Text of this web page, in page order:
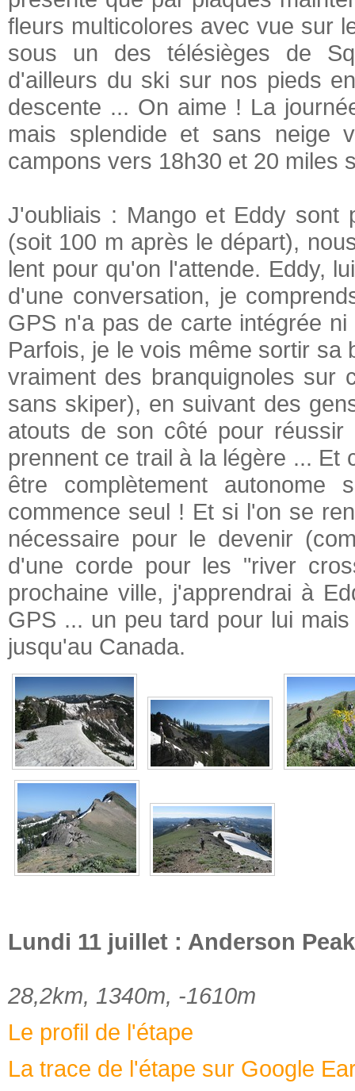
fleurs multicolores avec vue sur
sous un des télésièges de
d'ailleurs du ski sur nos pieds
descente ... On aime ! La
mais splendide et sans neige
campons vers 18h30 et 20 miles
J'oubliais : Mango et Eddy sont
(soit 100 m après le départ),
lent pour qu'on l'attende. Eddy,
d'une conversation, je
GPS n'a pas de carte intégrée
Parfois, je le vois même sortir sa
vraiment des branquignoles
sans skiper), en suivant des
atouts de son côté pour
prennent ce trail à la légère ... Et
être complètement
commence seul ! Et si l'on se
nécessaire pour le devenir
d'une corde pour les "river
prochaine ville, j'apprendrai à
GPS ... un peu tard pour lui
jusqu'au Canada.
Lundi 11 juillet : Anderson
28,2km, 1340m, -1610m
Le profil de l'étape
La trace de l'étape sur Google